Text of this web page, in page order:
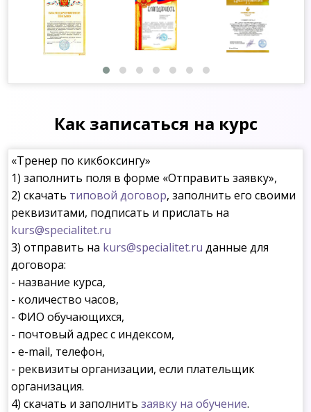
Как записаться на курс
«Тренер по кикбоксингу»
1) заполнить поля в форме «Отправить заявку»,
2) скачать типовой договор, заполнить его своими
реквизитами, подписать и прислать на
kurs@specialitet.ru
3) отправить на kurs@specialitet.ru данные для
договора:
- название курса,
- количество часов,
- ФИО обучающихся,
- почтовый адрес с индексом,
- e-mail, телефон,
- реквизиты организации, если плательщик
организация.
4) скачать и заполнитьзаявку на обучение.